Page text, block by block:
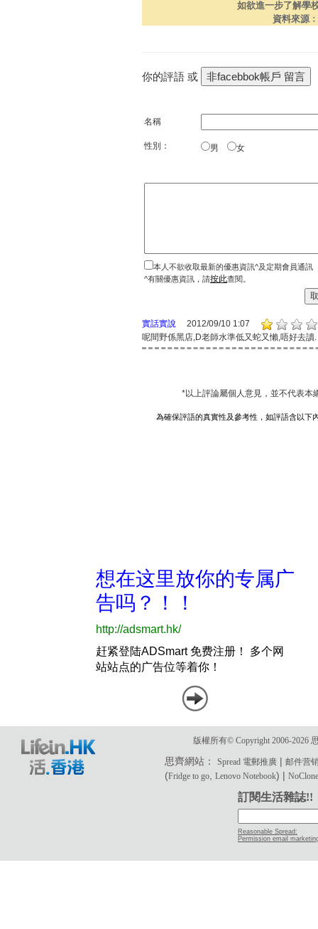
如欲進一步了解學
資料來源﹕
你的評語 或
名稱
性別： 男 女
本人不欲收取最新的優惠資訊^及定期會員通訊
^有關優惠資訊，請按此查閱。
實話實說
2012/09/10 1:07
呢間野係黑店,D老師水準低又蛇又懶,唔好去讀.
*以上評論屬個人意見，並不代表本
為確保評語的真實性及參考性，如評語含以下
版權所有© Copyright 2006-2026
思齊網站：Spread 電郵推廣 |邮件营
(Fridge to go ,Lenovo Notebook) |